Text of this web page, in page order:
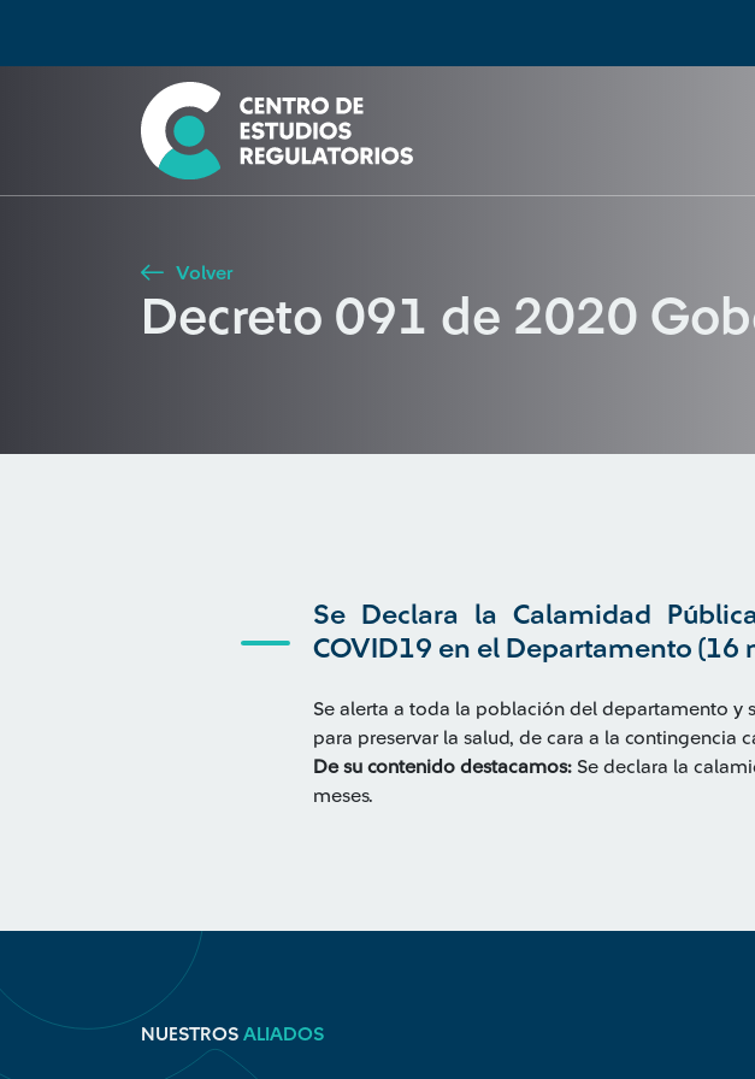
Seleccione país
Buscar
Volver
Decreto 091 de 2020
Se Declara la Calamidad
COVID19 en el Departamento (16
Se alerta a toda la población del departamento y
para preservar la salud, de cara a la contingencia
De su contenido destacamos:Se declara la
meses.
NUESTROS ALIADOS